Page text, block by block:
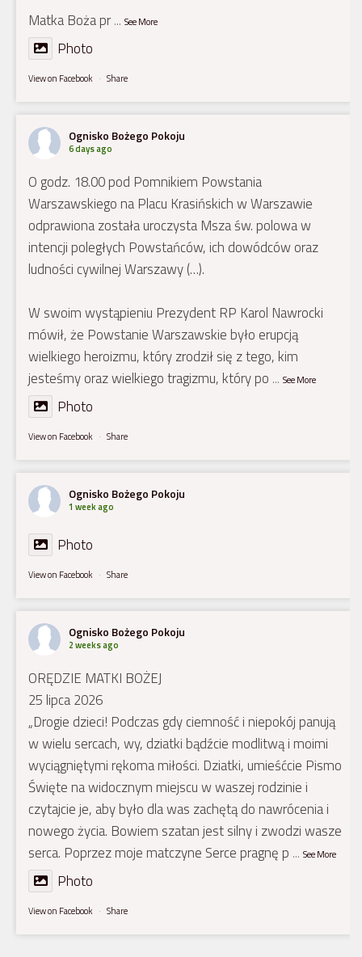
Matka Boża pr... See More
Photo
View on Facebook · Share
Ognisko Bożego Pokoju
6 days ago
O godz. 18.00 pod Pomnikiem Powstania
Warszawskiego na Placu Krasińskich w Warszawie
odprawiona została uroczysta Msza św. polowa w
intencji poległych Powstańców, ich dowódców oraz
ludności cywilnej Warszawy (…).
W swoim wystąpieniu Prezydent RP Karol Nawrocki
mówił, że Powstanie Warszawskie było erupcją
wielkiego heroizmu, który zrodził się z tego, kim
jesteśmy oraz wielkiego tragizmu, który po ... See More
Photo
View on Facebook · Share
Ognisko Bożego Pokoju
1 week ago
Photo
View on Facebook · Share
Ognisko Bożego Pokoju
2 weeks ago
ORĘDZIE MATKI BOŻEJ
25 lipca 2026
„Drogie dzieci! Podczas gdy ciemność i niepokój panują
w wielu sercach, wy, dziatki bądźcie modlitwą i moimi
wyciągniętymi rękoma miłości. Dziatki, umieśćcie Pismo
Święte na widocznym miejscu w waszej rodzinie i
czytajcie je, aby było dla was zachętą do nawrócenia i
nowego życia. Bowiem szatan jest silny i zwodzi wasze
serca. Poprzez moje matczyne Serce pragnę p ... See More
Photo
View on Facebook · Share